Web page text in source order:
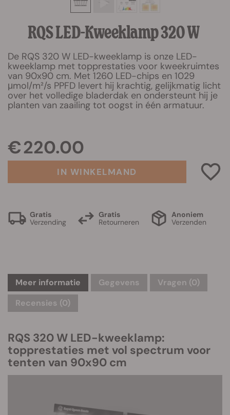
RQS LED-Kweeklamp 320 W
De RQS 320 W LED-kweeklamp is onze LED-
kweeklamp met topprestaties voor kweekruimtes
van 90x90 cm. Met 1260 LED-chips en 1029
μmol/m²/s PPFD levert hij krachtig, gelijkmatig licht
over het volledige bladerdak en ondersteunt hij je
planten van zaailing tot oogst in één armatuur.
€ 220.00
IN WINKELMAND
Gratis
Verzending
Gratis
Retourneren
Anoniem
Verzenden
Meer informatie Gegevens Vragen (0)
Recensies (0)
RQS 320 W LED-kweeklamp:
topprestaties met vol spectrum voor
tenten van 90x90 cm